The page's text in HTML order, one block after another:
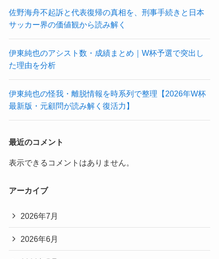
佐野海舟不起訴と代表復帰の真相を、刑事手続きと日本
サッカー界の価値観から読み解く
伊東純也のアシスト数・成績まとめ｜W杯予選で突出し
た理由を分析
伊東純也の怪我・離脱情報を時系列で整理【2026年W杯
最新版・元顧問が読み解く復活力】
最近のコメント
表示できるコメントはありません。
アーカイブ
2026年7月
2026年6月